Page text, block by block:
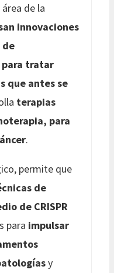
área de la
innovaciones
de
tratar
que antes se
terapias
para
.
permite que
de
de CRISPR
para impulsar
y